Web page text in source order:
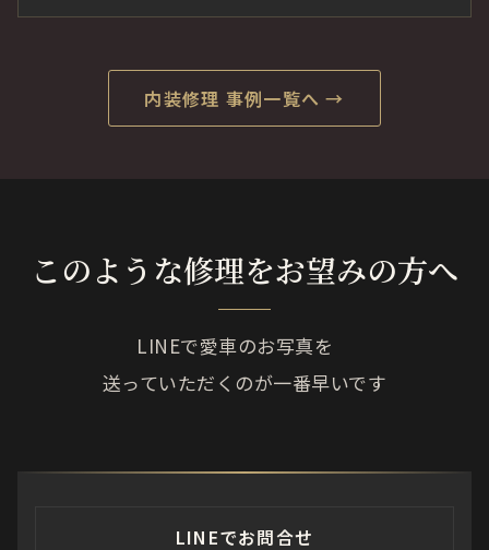
内装修理 事例一覧へ →
このような修理をお望みの方へ
LINEで愛車のお写真を
送っていただくのが一番早いです
LINEでお問合せ